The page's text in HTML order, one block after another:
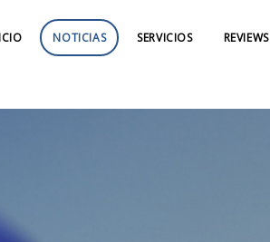
NOTICIAS SERVICIOS REVIEWS